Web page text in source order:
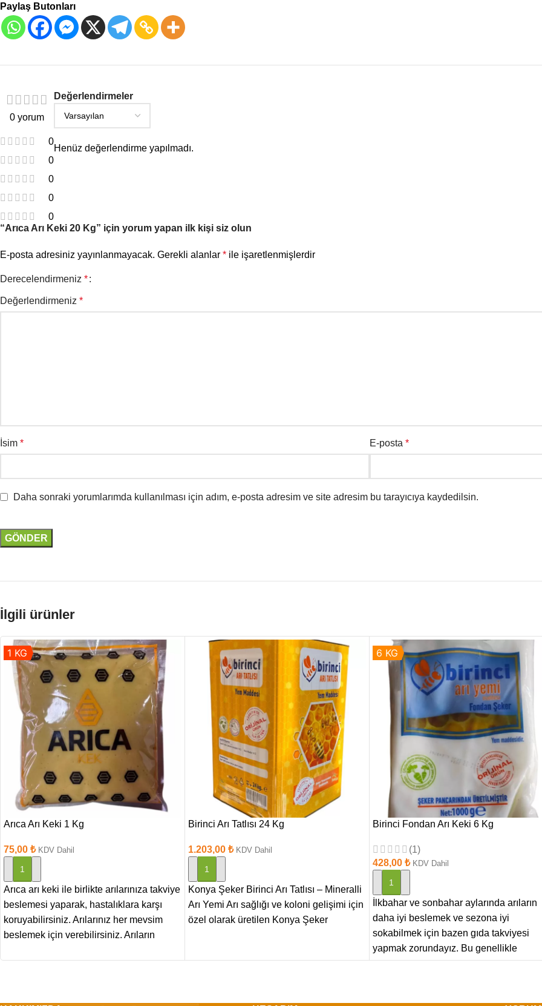
Paylaş Butonları
0 yorum
0
0
0
0
0
Değerlendirmeler
Henüz değerlendirme yapılmadı.
“Arıca Arı Keki 20 Kg” için yorum yapan ilk kişi siz olun
E-posta adresiniz yayınlanmayacak. Gerekli alanlar * ile işaretlenmişlerdir
Derecelendirmeniz *
Değerlendirmeniz *
İsim * E-posta *
Daha sonraki yorumlarımda kullanılması için adım, e-posta adresim ve site adresim bu tarayıcıya kaydedilsin.
İlgili ürünler
1 KG
Arıca Arı Keki 1 Kg
75,00 ₺ KDV Dahil
SEPETE EKLE
Arıca arı keki ile birlikte arılarınıza takviye
beslemesi yaparak, hastalıklara karşı
koruyabilirsiniz. Arılarınız her mevsim
beslemek için verebilirsiniz. Arıların
Birinci Arı Tatlısı 24 Kg
1.203,00 ₺ KDV Dahil
SEPETE EKLE
Konya Şeker Birinci Arı Tatlısı – Mineralli
Arı Yemi Arı sağlığı ve koloni gelişimi için
özel olarak üretilen Konya Şeker
6 KG
Birinci Fondan Arı Keki 6 Kg
(1)
428,00 ₺ KDV Dahil
SEPETE EKLE
İlkbahar ve sonbahar aylarında arıların
daha iyi beslemek ve sezona iyi
sokabilmek için bazen gıda takviyesi
yapmak zorundayız. Bu genellikle